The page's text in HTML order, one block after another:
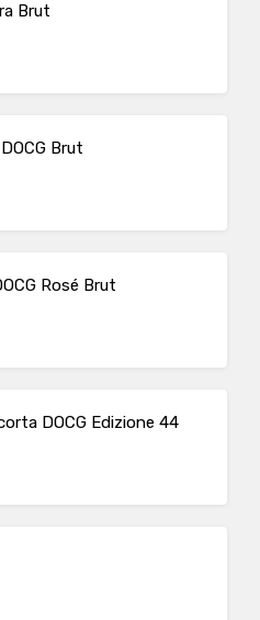
Brut
Brut
Rosé Brut
DOCG Edizione 44